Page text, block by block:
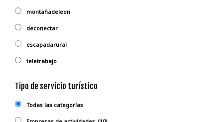
montañadeleon
deconectar
escapadarural
teletrabajo
Tipo de servicio turístico
Todas las categorías